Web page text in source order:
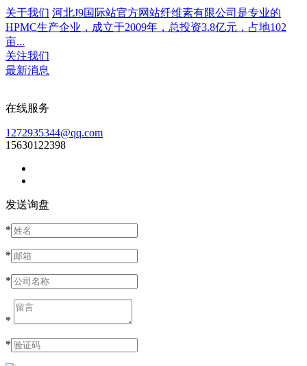
关于我们 河北J9国际站官方网站纤维素有限公司是专业的
HPMC生产企业，成立于2009年，总投资3.8亿元，占地102
亩...
关注我们
最新消息
在线服务
1272935344@qq.com
15630122398
发送询盘
*
*
*
*
*